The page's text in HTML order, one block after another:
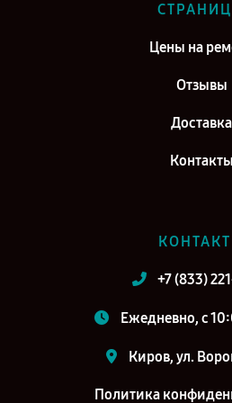
Цены на
Отзывы
Доставка
Контакты
+7 (833)
Ежедневно, с
Киров, ул.
Политика